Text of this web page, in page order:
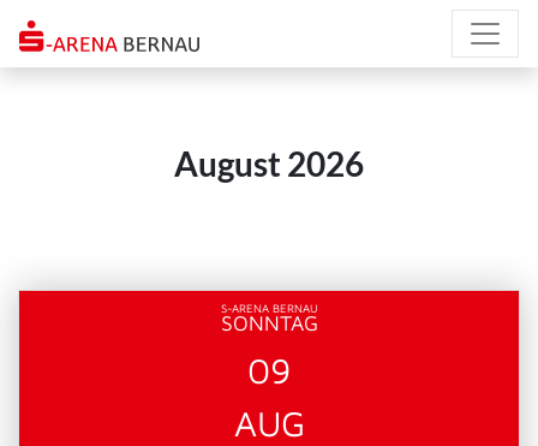
zum
Inhalt
August 2026
S-ARENA BERNAU
SONNTAG
09
AUG